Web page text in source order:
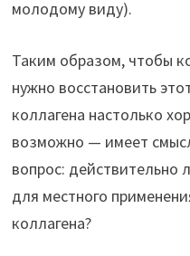
молодому виду).
Таким образом, чтобы
нужно восстановить
коллагена настолько
возможно — имеет
вопрос: действительно
для местного
коллагена?